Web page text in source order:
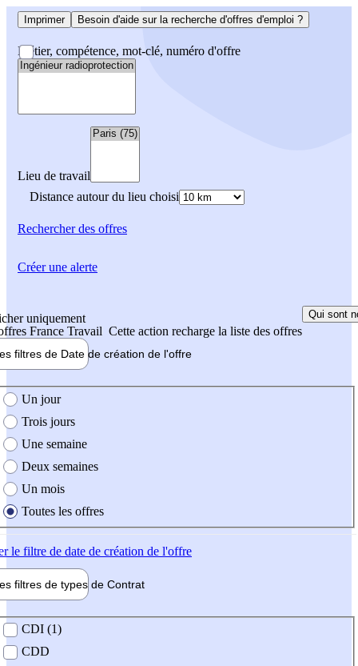
Imprimer Besoin d'aide sur la recherche d'offres d'emploi ?
Métier, compétence, mot-clé, numéro d'offre
Lieu de travail
Distance autour du lieu choisi
Rechercherdes offres
uniquement
France Travail Cette action recharge la liste des offres
Qui sont
filtres de Date de création de l'offre
création de l'offre
Un jour
Trois jours
Une semaine
Deux semaines
Un mois
Toutes les offres
le filtre de date de création de l'offre
filtres de types de Contrat
contrat
CDI (1)
CDD
Créer une alerte